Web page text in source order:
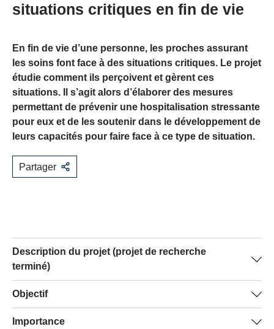
situations critiques en fin de vie
En fin de vie d’une personne, les proches assurant
les soins font face à des situations critiques. Le projet
étudie comment ils perçoivent et gèrent ces
situations. Il s’agit alors d’élaborer des mesures
permettant de prévenir une hospitalisation stressante
pour eux et de les soutenir dans le développement de
leurs capacités pour faire face à ce type de situation.
Partager
Description du projet (projet de recherche
terminé)
De nombreuses personnes en fin de vie souhaitent
pouvoir passer leurs derniers jours chez elles. Les
proches, connaissances et amis s’investissent souvent
Objectif
Le projet examine les situations critiques qui se
Importance